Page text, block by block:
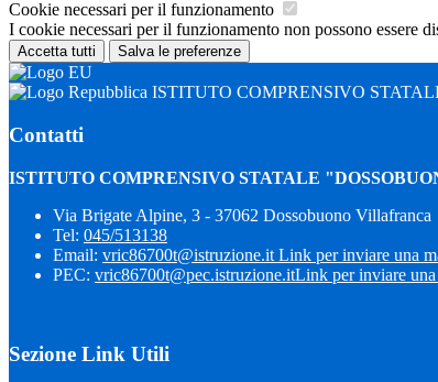
Cookie necessari per il funzionamento
I cookie necessari per il funzionamento non possono essere
Accetta tutti Salva le preferenze
ISTITUTO COMPRENSIVO
Contatti
ISTITUTO COMPRENSIVO STATALE
Via Brigate Alpine, 3 - 37062 Dossobuono Villafranca
Tel: 045/513138
Email: vric86700t@istruzione.it Link per inviare una
PEC: vric86700t@pec.istruzione.itLink per inviare
Sezione Link Utili